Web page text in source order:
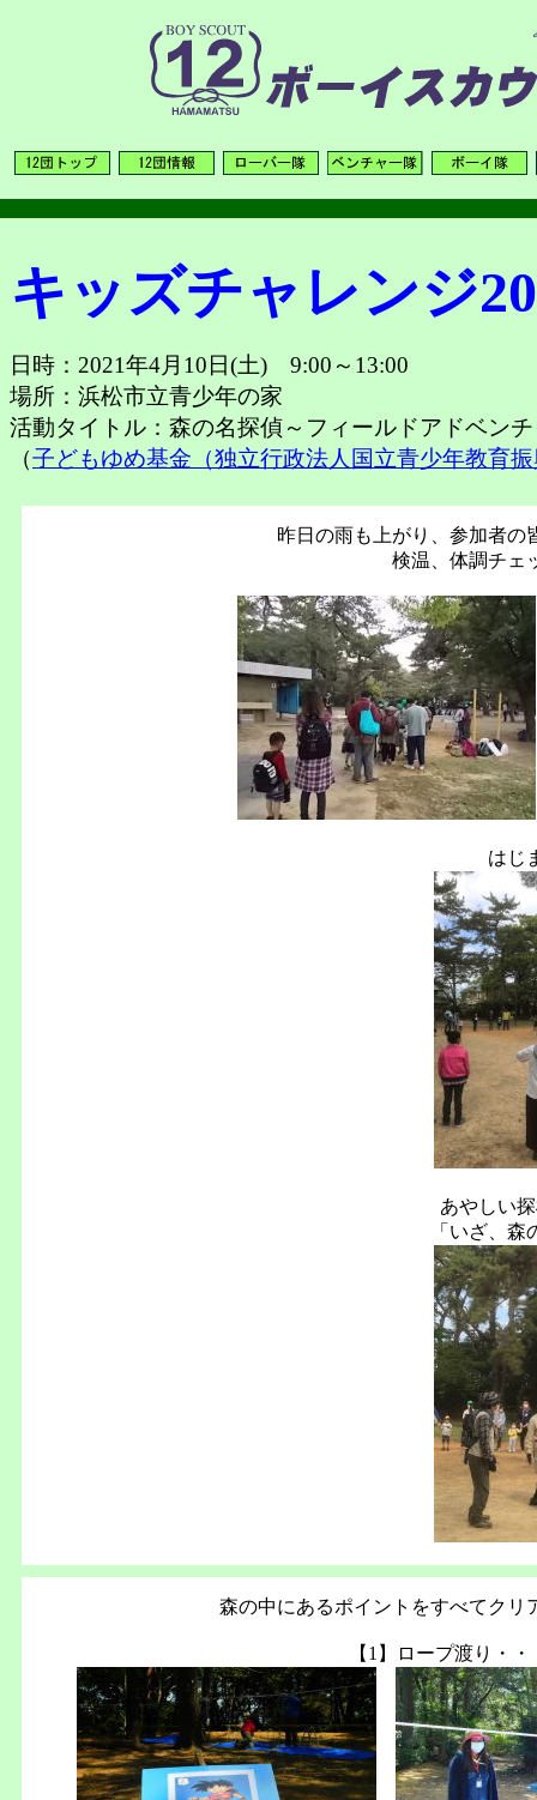
キッズチャレンジ
日時：2021年4月10日(土) 9:00～13:00
場所：浜松市立青少年の家
活動タイトル：森の名探偵～フィールドアドベン
（子どもゆめ基金（独立行政法人国立青少年教育
昨日の雨も上がり、参加者の
検温、体調チェ
はじ
あやしい
「いざ、
森の中にあるポイントをすべてクリ
【1】ロープ渡り・